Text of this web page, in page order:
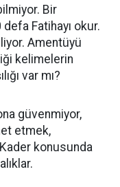
Bir
Fatihayı okur.
Amentüyü
kelimelerin
var mı?
güvenmiyor,
etmek,
Kader konusunda